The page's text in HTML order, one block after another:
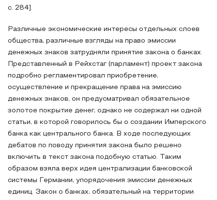
с. 284].
Различные экономические интересы отдельных слоев
общества, различные взгляды на право эмиссии
денежных знаков затрудняли принятие закона о банках.
Представленный в Рейхстаг (парламент) проект закона
подробно регламентировал приобретение,
осуществление и прекращение права на эмиссию
денежных знаков, он предусматривал обязательное
золотое покрытие денег, однако не содержал ни одной
статьи, в которой говорилось бы о создании Имперского
банка как центрального банка. В ходе последующих
дебатов по поводу принятия закона было решено
включить в текст закона подобную статью. Таким
образом взяла верх идея централизации банковской
системы Германии, упорядочения эмиссии денежных
единиц. Закон о банках, обязательный на территории